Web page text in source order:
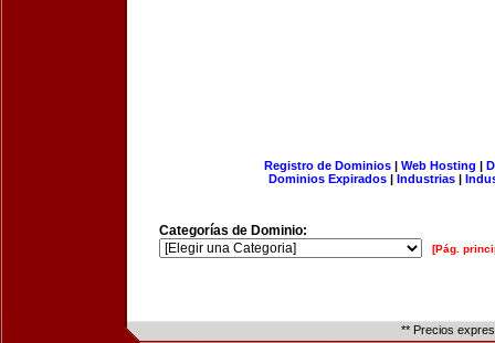
Registro de Dominios| Web Hosting |
Dominios Expirados | Industrias |
Categorías de Dominio:
[Pág.
** Precios